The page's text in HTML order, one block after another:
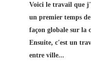
Voici le travail que
un premier temps
façon globale sur la
Ensuite, c'est un
entre ville...